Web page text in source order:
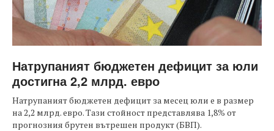
Натрупаният бюджетен дефицит за юли
достигна 2,2 млрд. евро
Натрупаният бюджетен дефицит за месец юли е в размер
на 2,2 млрд. евро. Тази стойност представлява 1,8% от
прогнозния брутен вътрешен продукт (БВП).